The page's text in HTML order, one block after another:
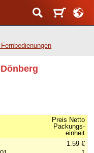
Preis Netto
Packungs-
einheit
1.59 €